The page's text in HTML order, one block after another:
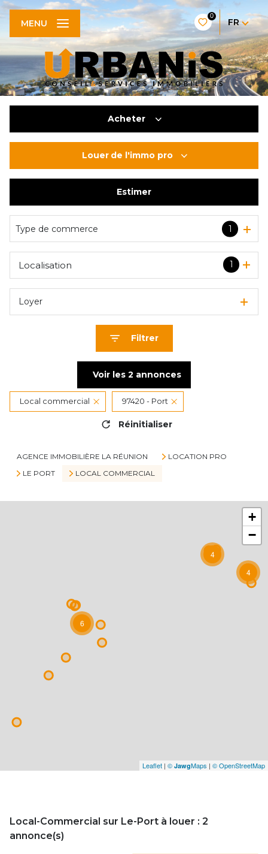
0
FR
MENU
Acheter
De l'immo pro
Louer de l'immo pro
De l'immo pro
Estimer
Type de commerce 1
1
Localisation
Loyer
Filtrer
Voir les 2 annonces
Local commercial 97420 - Port
Réinitialiser
AGENCE IMMOBILIÈRE LA RÉUNION
LOCATION PRO
LE PORT
LOCAL COMMERCIAL
6
4
4
+
−
Leaflet | © JawgMaps | © OpenStreetMap
Local-Commercial sur Le-Port à louer : 2
annonce(s)